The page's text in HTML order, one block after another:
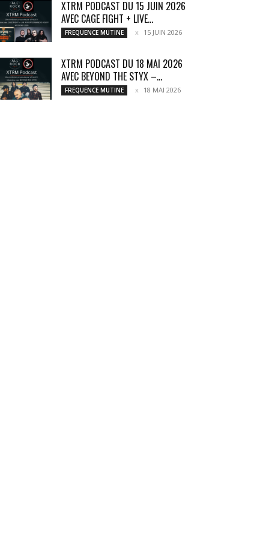
XTRM PODCAST DU 15 JUIN 2026
AVEC CAGE FIGHT + LIVE...
FREQUENCE MUTINE 15 JUIN 2026
XTRM PODCAST DU 18 MAI 2026
AVEC BEYOND THE STYX –...
FREQUENCE MUTINE 18 MAI 2026